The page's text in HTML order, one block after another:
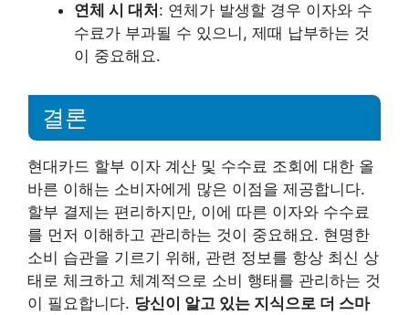
연체 시 대처 : 연체가 발생할 경우 이자와 수
수료가 부과될 수 있으니, 제때 납부하는 것
이 중요해요.
결론
현대카드 할부 이자 계산 및 수수료 조회에 대한 올
바른 이해는 소비자에게 많은 이점을 제공합니다.
할부 결제는 편리하지만, 이에 따른 이자와 수수료
를 먼저 이해하고 관리하는 것이 중요해요. 현명한
소비 습관을 기르기 위해, 관련 정보를 항상 최신 상
태로 체크하고 체계적으로 소비 행태를 관리하는 것
이 필요합니다. 당신이 알고 있는 지식으로 더 스마